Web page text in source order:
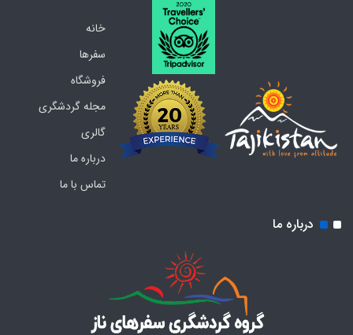
خانه
سفرها
فروشگاه
مجله گردشگری
گالری
درباره ما
تماس با ما
درباره ما